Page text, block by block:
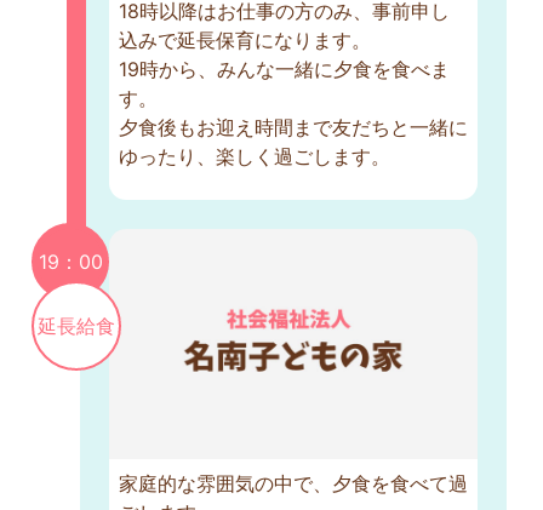
18時以降はお仕事の方のみ、事前申し
込みで延長保育になります。
19時から、みんな一緒に夕食を食べま
す。
夕食後もお迎え時間まで友だちと一緒に
ゆったり、楽しく過ごします。
19：00
延長給食
家庭的な雰囲気の中で、夕食を食べて過